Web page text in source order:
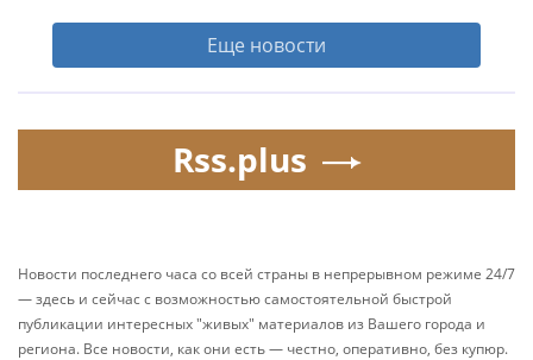
Еще новости
Rss.plus
Новости последнего часа со всей страны в непрерывном режиме 24/7
— здесь и сейчас с возможностью самостоятельной быстрой
публикации интересных "живых" материалов из Вашего города и
региона. Все новости, как они есть — честно, оперативно, без купюр.